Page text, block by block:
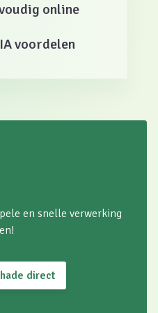
online
voordelen
en snelle verwerking
direct